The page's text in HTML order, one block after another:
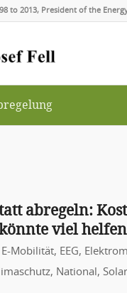
to 2013, President of the
abregeln:
viel helfen
E-Mobilität, EEG,
, National ,